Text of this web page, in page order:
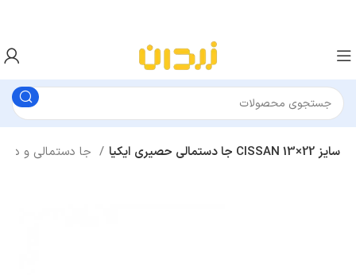
جا دستمالی حصیری ایکیا CISSAN سایز 22×13